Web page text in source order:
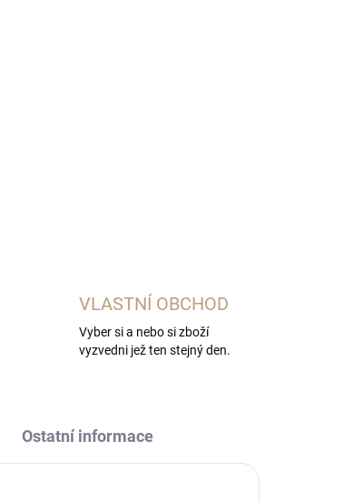
VLASTNÍ OBCHOD
Vyber si a nebo si zboží
vyzvedni jež ten stejný den.
Ostatní informace